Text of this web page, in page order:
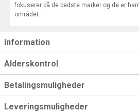
fokuserer på de bedste marker og de er
området.
Information
Alderskontrol
Betalingsmuligheder
Leveringsmuligheder